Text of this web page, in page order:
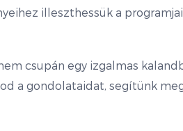
illeszthessük a
csupán egy izgalmas
a gondolataidat, segítünk